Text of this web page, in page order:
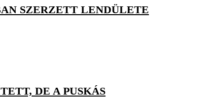
SZERZETT LENDÜLETE
DE A PUSKÁS